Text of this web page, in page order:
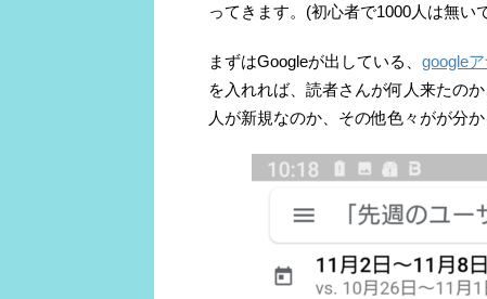
ってきます。(初心者で1000人は無い
まずはGoogleが出している、 google
を入れれば、読者さんが何人来たの
人が新規なのか、その他色々がが分か